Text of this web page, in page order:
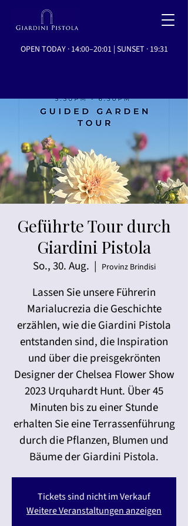
OPEN TODAY · 14:00–20:01 | SUNSET · 19:31
Geführte Tour durch
Giardini Pistola
So., 30. Aug.
  |
Provinz Brindisi
Lassen Sie unsere Führerin
Marialucrezia die Geschichte
erzählen, wie die Giardini Pistola
entstanden sind, die Inspiration
und über die preisgekrönten
Designer der Chelsea Flower Show
2023 Urquhardt Hunt. Über 45
Minuten bis zu einer Stunde
erhalten Sie eine Terrassenführung
durch die Pflanzen, Blumen und
Bäume der Giardini Pistola.
Tickets sind nicht im Verkauf
Weitere Veranstaltungen anzeigen